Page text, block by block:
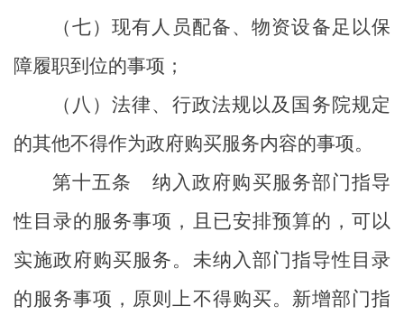
（七）现有人员配备、物资设备足以保
障履职到位的事项；
（八）法律、行政法规以及国务院规定
的其他不得作为政府购买服务内容的事项。
第十五条
纳入政府购买服务部门指导
性目录的服务事项，且已安排预算的，可以
实施政府购买服务。未纳入 部门指导性目录
的服务事项，原则上不得购买。新增部门指